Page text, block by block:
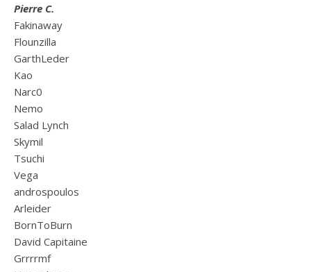
Pierre C.
Fakinaway
Flounzilla
GarthLeder
Kao
Narc0
Nemo
Salad Lynch
Skymil
Tsuchi
Vega
androspoulos
Arleider
BornToBurn
David Capitaine
Grrrrmf